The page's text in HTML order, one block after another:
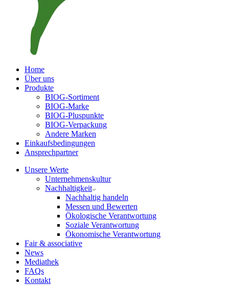
Home
Über uns
Produkte
BIOG-Sortiment
BIOG-Marke
BIOG-Pluspunkte
BIOG-Verpackung
Andere Marken
Einkaufsbedingungen
Ansprechpartner
Unsere Werte
Unternehmenskultur
Nachhaltigkeit
Nachhaltig handeln
Messen und Bewerten
Ökologische Verantwortung
Soziale Verantwortung
Ökonomische Verantwortung
Fair & associative
News
Mediathek
FAQs
Kontakt